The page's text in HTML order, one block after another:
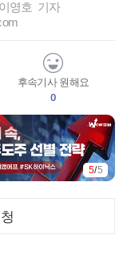
영호 기자
후속기사 원해요
0
5/5